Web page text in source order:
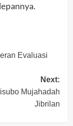
Evaluasi
Next:
Mujahadah
Jibrilan